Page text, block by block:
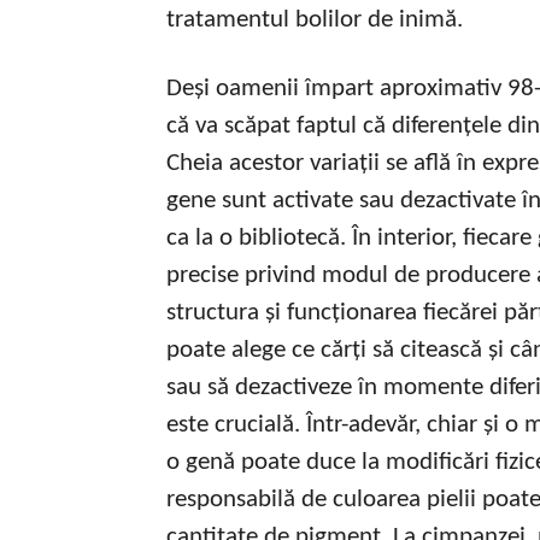
tratamentul bolilor de inimă.
Deși oamenii împart aproximativ
că va scăpat faptul că diferențele
Cheia acestor variații se află în
gene sunt activate sau dezactivate
ca la o bibliotecă. În interior,
precise privind modul de
structura și funcționarea fiecărei
poate alege ce cărți să citească și
sau să dezactiveze în momente
este crucială. Într-adevăr, chiar și o
o genă poate duce la modificări
responsabilă de culoarea pielii